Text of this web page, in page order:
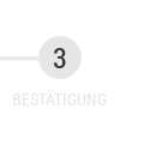
BESTÄTIGUNG